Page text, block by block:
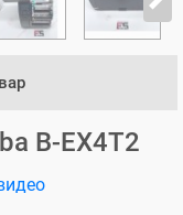
B-EX4T2